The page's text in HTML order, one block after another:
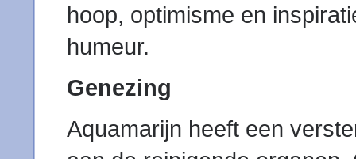
hoop, optimisme en
humeur.
Genezing
Aquamarijn heeft een